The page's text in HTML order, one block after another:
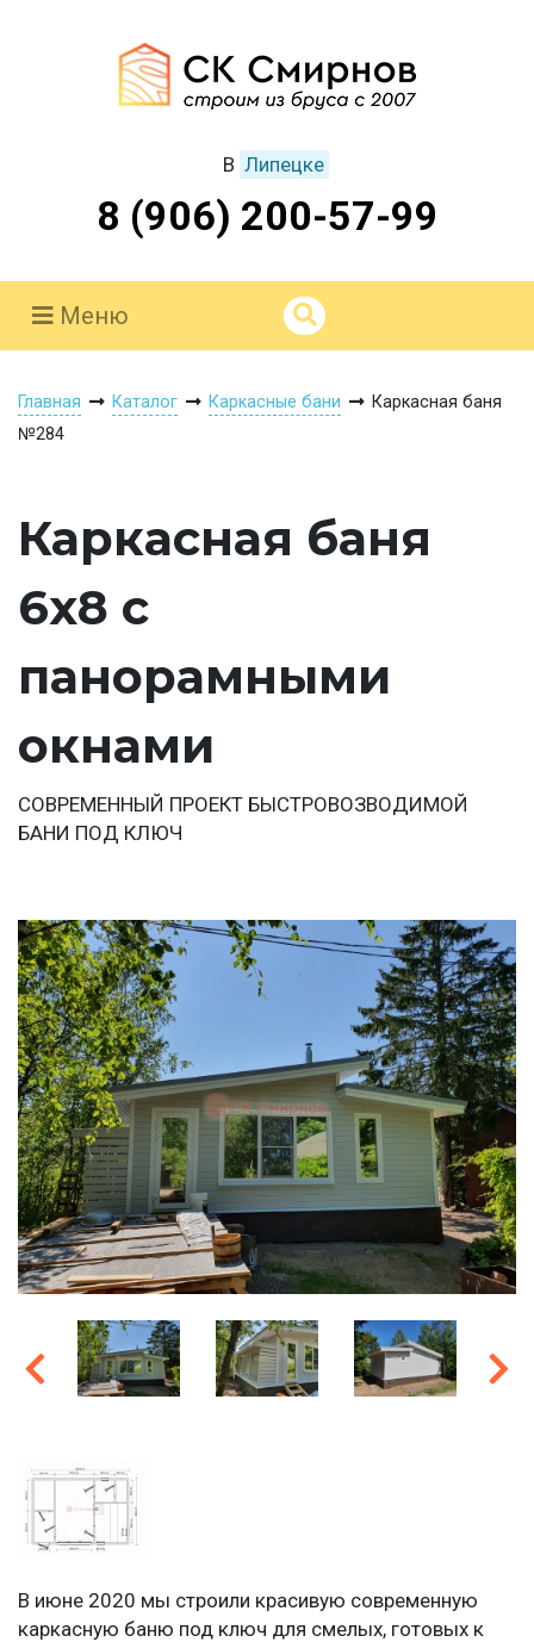
В Липецке
8 (906) 200-57-99
Меню
Главная Каталог Каркасные бани
Каркасная баня
№284
Каркасная баня
6х8 с
панорамными
окнами
СОВРЕМЕННЫЙ ПРОЕКТ БЫСТРОВОЗВОДИМОЙ
БАНИ ПОД КЛЮЧ
В июне 2020 мы строили красивую современную
каркасную баню под ключ для смелых, готовых к